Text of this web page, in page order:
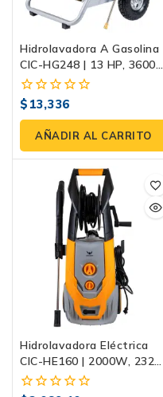
Hidrolavadora A Gasolina
CIC-HG248 | 13 HP, 3600
PSI, Con Bomba De
Pistones Cerámicos
0
fuera
5
$ 13,336
AÑADIR AL CARRITO
Hidrolavadora Eléctrica
CIC-HE160 | 2000W, 2320
PSI, Con Carrete Para
Manguera